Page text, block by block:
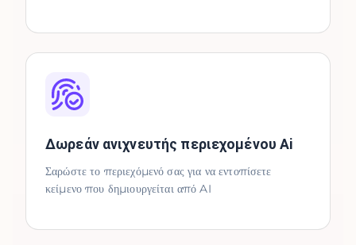
Δωρεάν ανιχνευτής περιεχομένου Ai
Σαρώστε το περιεχόμενό σας για να εντοπίσετε
κείμενο που δημιουργείται από AI